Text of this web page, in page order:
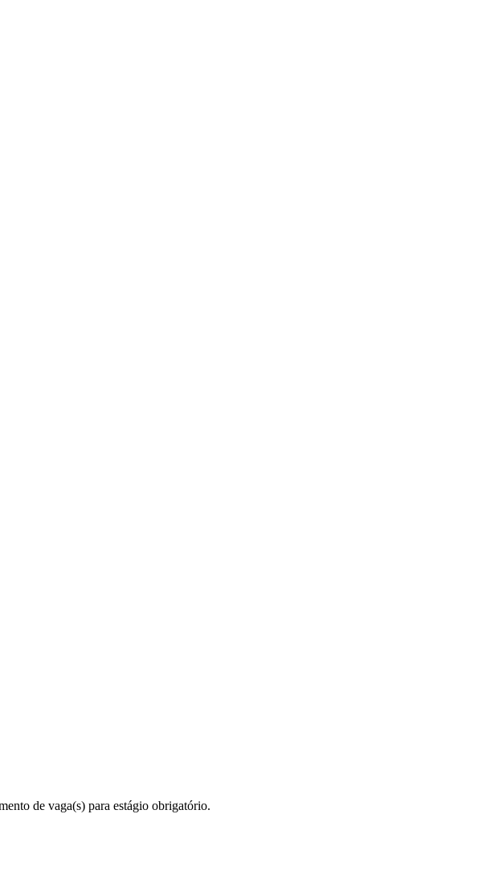
de vaga(s) para estágio obrigatório.